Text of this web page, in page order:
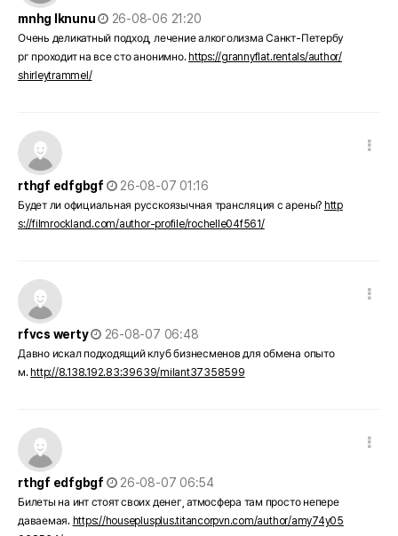
mnhg lknunu
작성일
26-08-06 21:20
Очень деликатный подход, лечение алкоголизма Санкт-Петербу
рг проходит на все сто анонимно. https://grannyflat.rentals/author/
shirleytrammel/
rthgf edfgbgf
작성일
26-08-07 01:16
Будет ли официальная русскоязычная трансляция с арены? http
s://filmrockland.com/author-profile/rochelle04f561/
rfvcs werty
작성일
26-08-07 06:48
Давно искал подходящий клуб бизнесменов для обмена опыто
м. http://8.138.192.83:39639/milant37358599
rthgf edfgbgf
작성일
26-08-07 06:54
Билеты на инт стоят своих денег, атмосфера там просто непере
даваемая. https://houseplusplus.titancorpvn.com/author/amy74y05